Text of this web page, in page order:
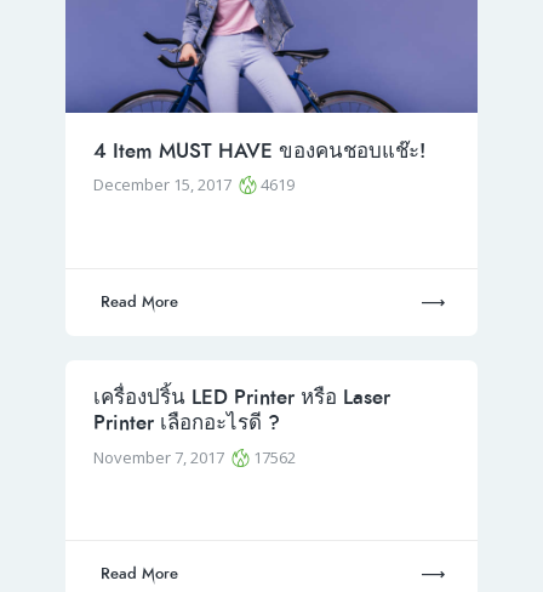
4 Item MUST HAVE ของคนชอบแช๊ะ!
December 15, 2017 4619
Read More
เครื่องปริ้น LED Printer หรือ Laser
Printer เลือกอะไรดี ?
November 7, 2017 17562
Read More